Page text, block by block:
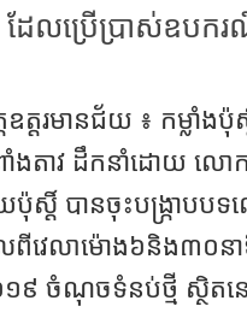
ែល​ប្រើប្រាស់​ឧបក
តឧ​ត្ត​រ​មានជ័យ​ ៖ កម្លាំង​
ាំង​តាវ ដឹកនាំ​ដោយ ល
ប៉ុស្ដិ៍​ បាន​ចុះបង្ក្រាប​ប
ពី​វេលា​ម៉ោង​៦​និង​៣០​នា
៩ ចំណុច​ទំនប់​ថ្មី ស្ថិត